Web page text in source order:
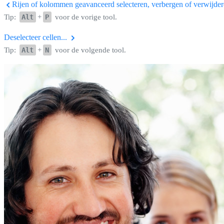
Rijen of kolommen geavanceerd selecteren, verbergen of
Tip: Alt + P voor de vorige tool.
Deselecteer cellen...
Tip: Alt + N voor de volgende tool.